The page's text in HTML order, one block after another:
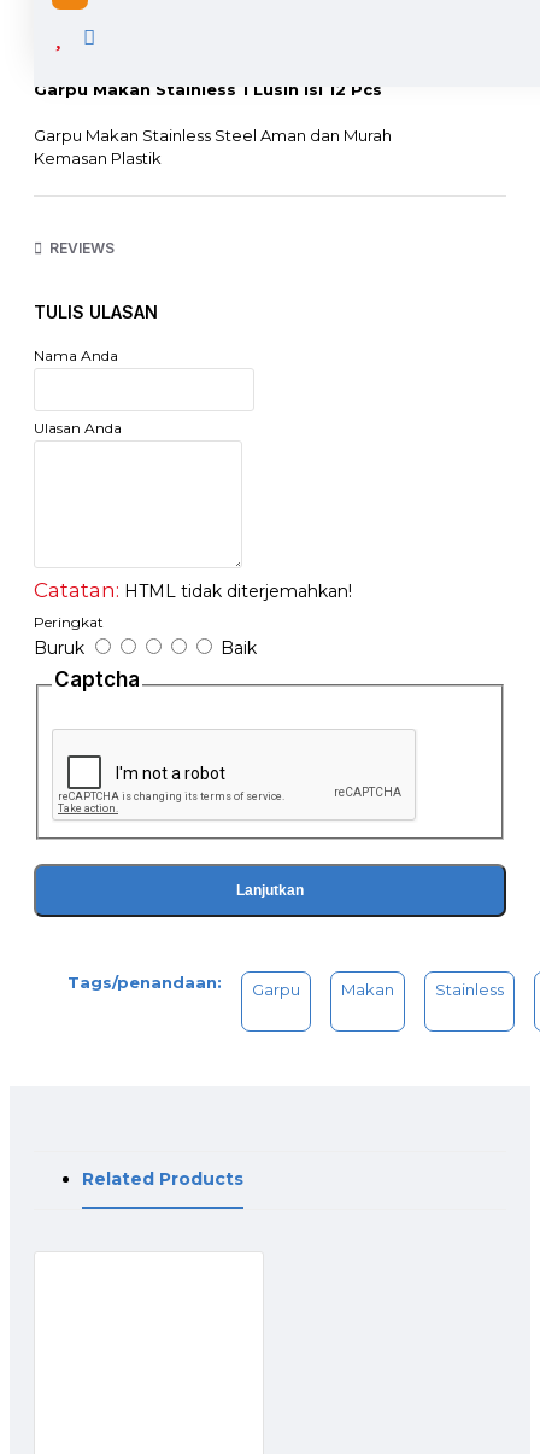
DESCRIPTION
Garpu Makan Stainless 1 Lusin isi 12 Pcs
Garpu Makan Stainless Steel Aman dan Murah
Kemasan Plastik
Barang kondisi baik dan sudah di check sebelum dikirimkan.
REVIEWS
TULIS ULASAN
Nama Anda
Ulasan Anda
Catatan: HTML tidak diterjemahkan!
Peringkat
Buruk Baik
Captcha
Lanjutkan
Tags/penandaan: ​Garpu Makan Stainless
Related Products